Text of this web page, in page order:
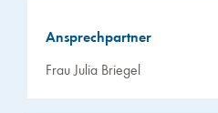
Ansprechpartner
Frau Julia Briegel